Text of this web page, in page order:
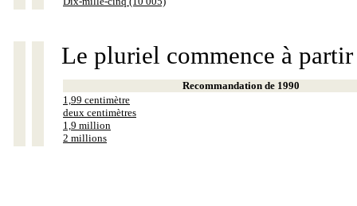
Le pluriel commence à
Recommandation de 1990
1,99 centimètre
deux centimètres
1,9 million
2 millions